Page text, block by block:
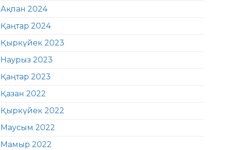
Ақпан 2024
Қаңтар 2024
Қыркүйек 2023
Наурыз 2023
Қаңтар 2023
Қазан 2022
Қыркүйек 2022
Маусым 2022
Мамыр 2022